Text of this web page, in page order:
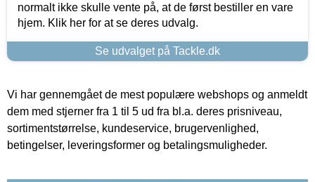
normalt ikke skulle vente på, at de først bestiller en vare
hjem. Klik her for at se deres udvalg.
Se udvalget på Tackle.dk
Vi har gennemgået de mest populære webshops og anmeldt
dem med stjerner fra 1 til 5 ud fra bl.a. deres prisniveau,
sortimentstørrelse, kundeservice, brugervenlighed,
betingelser, leveringsformer og betalingsmuligheder.